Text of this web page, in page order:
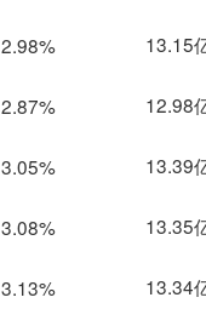
2.98% 13.15
2.87% 12.98
3.05% 13.39
3.08% 13.35
3.13% 13.34